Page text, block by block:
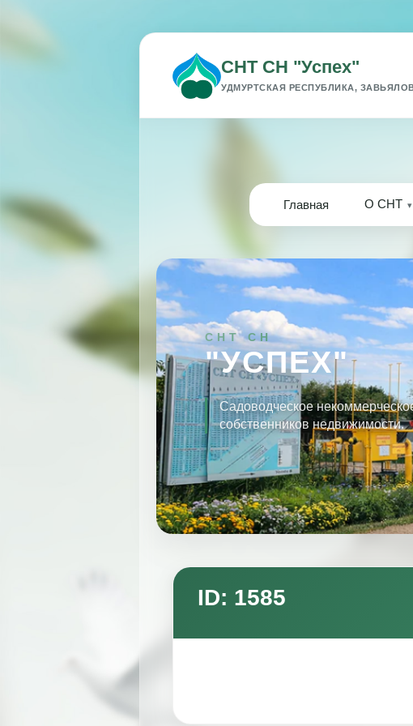
СНТ СН "Успех"
УДМУРТСКАЯ РЕСПУБЛИКА,
Главная О СНТ
СНТ СН
"УСПЕХ"
Садоводческое
собственников недвижимости.
ID: 1585